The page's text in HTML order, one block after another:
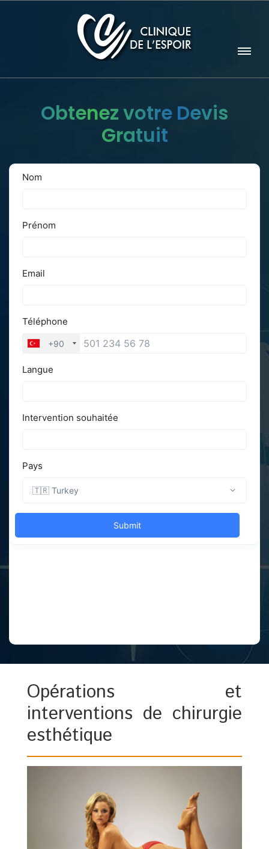
Obtenez votre Devis
Gratuit
Opérations et
interventions de chirurgie
esthétique